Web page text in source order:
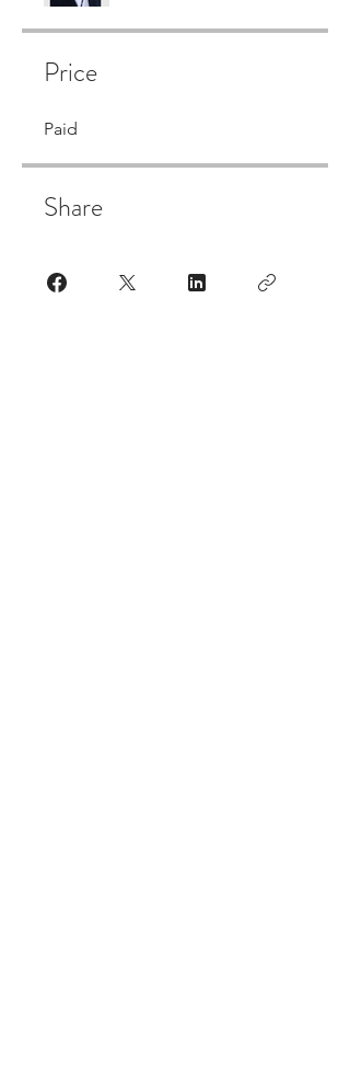
Price
Paid
Share